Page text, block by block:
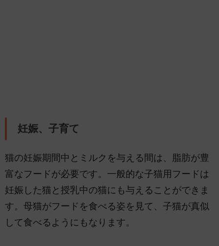
妊娠、子育て
猫の妊娠期間中とミルクを与える間は、脂肪が豊
富なフードが必要です。一般的な子猫用フードは
妊娠した猫と授乳中の猫にも与えることができま
す。母猫がフードを食べる姿を見て、子猫が真似
して食べるようにもなります。